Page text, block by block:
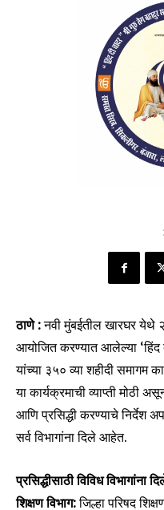
ठाणे :नवी मुंबईतील खारघर येथे
आयोजित करण्यात आलेल्या ‘हिंद
यांच्या ३५० व्या शहीदी समागम
या कार्यक्रमाची व्याप्ती मोठी
आणि प्रसिद्धी करण्याचे निर्देश
सर्व विभागांना दिले आहेत.
प्रसिद्धीसाठी विविध विभागांना
शिक्षण विभाग:जिल्हा परिषद